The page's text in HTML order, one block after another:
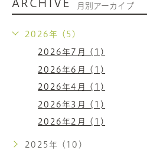
ARCHIVE 月別アーカイブ
2026年 (5)
2026年7月 (1)
2026年6月 (1)
2026年4月 (1)
2026年3月 (1)
2026年2月 (1)
2025年 (10)